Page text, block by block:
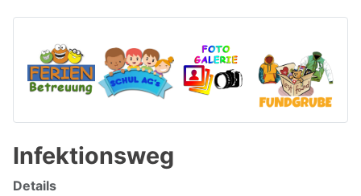
Infektionsweg
Details